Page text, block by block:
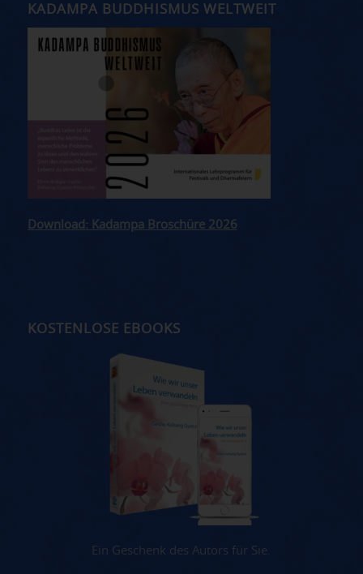
KADAMPA BUDDHISMUS WELTWEIT
Download: Kadampa Broschüre 2026
KOSTENLOSE EBOOKS
Ein Geschenk des Autors für Sie.